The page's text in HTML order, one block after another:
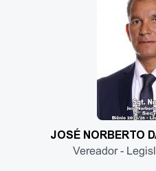
JOSÉ NORBERTO
Vereador -